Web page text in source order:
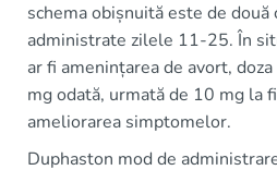
schema obișnuită este de
administrate zilele 11-25. În
ar fi amenințarea de avort,
mg odată, urmată de 10 mg la
ameliorarea simptomelor.
Duphaston mod de